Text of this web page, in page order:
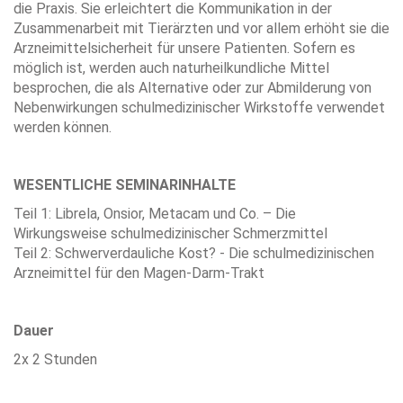
die Praxis. Sie erleichtert die Kommunikation in der
Zusammenarbeit mit Tierärzten und vor allem erhöht sie die
Arzneimittelsicherheit für unsere Patienten. Sofern es
möglich ist, werden auch naturheilkundliche Mittel
besprochen, die als Alternative oder zur Abmilderung von
Nebenwirkungen schulmedizinischer Wirkstoffe verwendet
werden können.
WESENTLICHE SEMINARINHALTE
Teil 1: Librela, Onsior, Metacam und Co. – Die
Wirkungsweise schulmedizinischer Schmerzmittel
Teil 2: Schwerverdauliche Kost? - Die schulmedizinischen
Arzneimittel für den Magen-Darm-Trakt
Dauer
2x 2 Stunden